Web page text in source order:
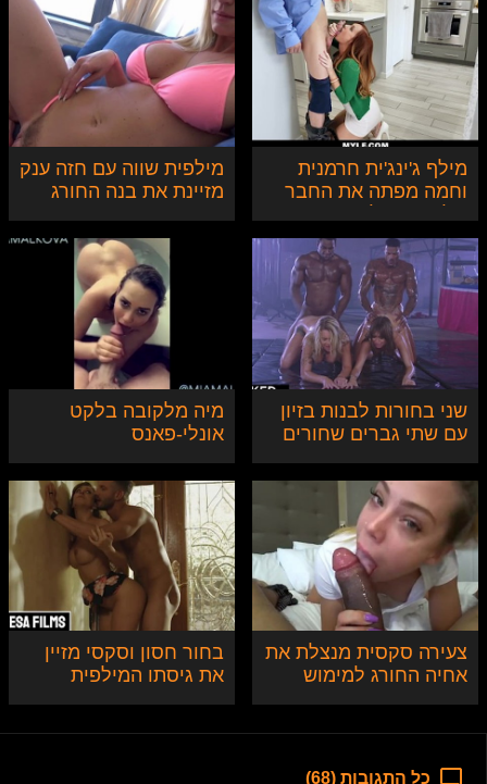
מילף ג'ינג'ית חרמנית
וחמה מפתה את החבר
מילפית שווה עם חזה ענק
מזיינת את בנה החורג
שני בחורות לבנות בזיון
עם שתי גברים שחורים
מיה מלקובה בלקט
אונלי-פאנס
צעירה סקסית מנצלת את
אחיה החורג למימוש
בחור חסון וסקסי מזיין
את גיסתו המילפית
כל התגובות (68)